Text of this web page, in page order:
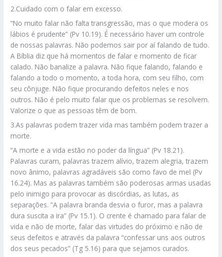
2.Cuidado com o falar em excesso.
“No muito falar não falta transgressão, mas o que modera os
lábios é prudente” (Pv 10.19). É necessário haver um controle
de nossas palavras. Não podemos sair por aí falando de tudo.
A Bíblia diz que há momentos de falar e momento de ficar
calado. Não banalize a palavra. Não fique falando, falando e
falando a todo o momento, a toda hora, com seu filho, com
seu cônjuge. Não fique procurando defeitos neles e nos
outros. Não é pelo muito falar que os problemas se resolvem.
Valorize o que as pessoas têm de bom.
3.As palavras podem trazer vida mas também podem trazer a
morte.
“A morte e a vida estão no poder da língua” (Pv 18.21).
Palavras curam, palavras trazem alívio, trazem alegria, trazem
novo ânimo, palavras agradáveis são como favo de mel (Pv
16.24). Mas as palavras também são poderosas armas usadas
pelo inimigo para provocar as discórdias, as lutas, as
separações. “A palavra branda desvia o furor, mas a palavra
dura suscita a ira” (Pv 15.1). O crente é chamado para falar de
vida e não de morte, falar das virtudes do próximo e não de
seus defeitos e através da palavra “confessar uns aos outros
dos seus pecados” (Tg 5.16) para que sejamos curados.